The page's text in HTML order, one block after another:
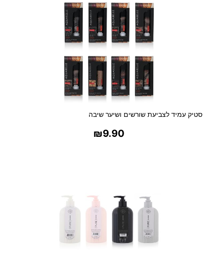
סטיק עמיד לצביעת שורשים ושיער שיבה
₪9.90